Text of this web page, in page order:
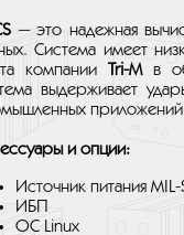
— это надежная
Система имеет
компании
Tri-Mв
выдерживает
и опции:
Источник питания
ИБП
ОС Linux